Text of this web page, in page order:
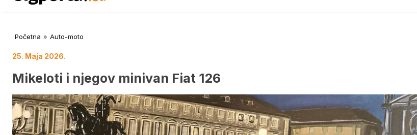
Početna » Auto-moto
25. Maja 2026.
Mikeloti i njegov minivan Fiat 126